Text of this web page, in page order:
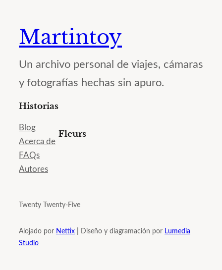
Martintoy
Un archivo personal de viajes, cámaras
y fotografías hechas sin apuro.
Historias
Blog
Acerca de
FAQs
Autores
Fleurs
Twenty Twenty-Five
Alojado por Nettix | Diseño y diagramación por Lumedia
Studio